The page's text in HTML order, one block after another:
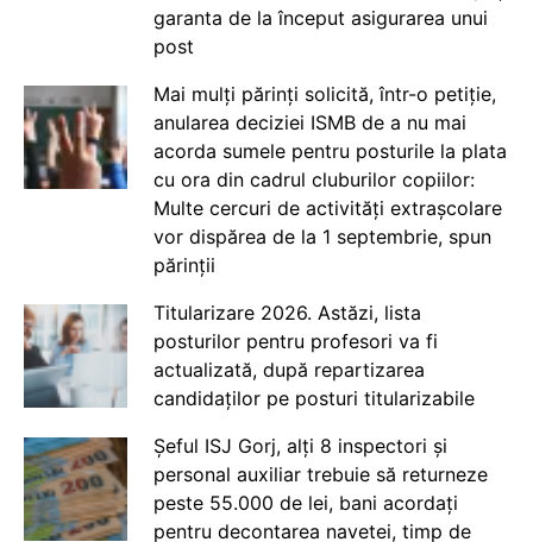
garanta de la început asigurarea unui
post
Mai mulți părinți solicită, într-o petiție,
anularea deciziei ISMB de a nu mai
acorda sumele pentru posturile la plata
cu ora din cadrul cluburilor copiilor:
Multe cercuri de activități extrașcolare
vor dispărea de la 1 septembrie, spun
părinții
Titularizare 2026. Astăzi, lista
posturilor pentru profesori va fi
actualizată, după repartizarea
candidaților pe posturi titularizabile
Șeful ISJ Gorj, alți 8 inspectori și
personal auxiliar trebuie să returneze
peste 55.000 de lei, bani acordați
pentru decontarea navetei, timp de